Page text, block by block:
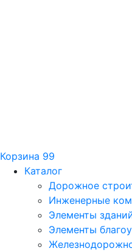
Корзина 99
Каталог
Дорожное
Инженерные
Элементы
Элементы